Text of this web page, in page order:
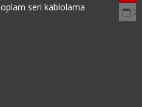
seri kablolama